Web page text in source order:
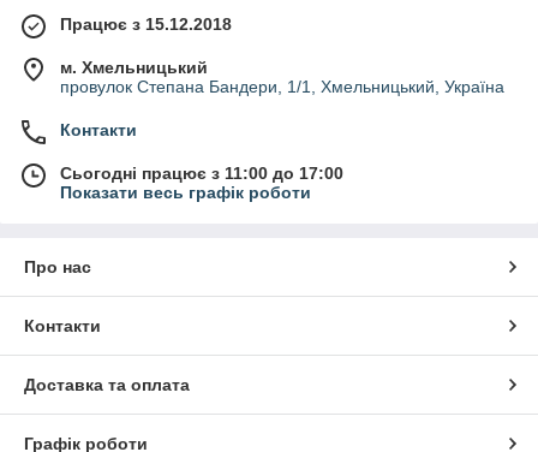
Працює з 15.12.2018
м. Хмельницький
провулок Степана Бандери, 1/1, Хмельницький, Україна
Контакти
Сьогодні працює з 11:00 до 17:00
Показати весь графік роботи
Про нас
Контакти
Доставка та оплата
Графік роботи